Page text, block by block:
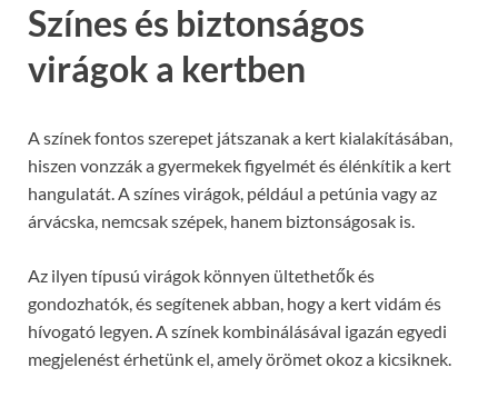
Színes és biztonságos
virágok a kertben
A színek fontos szerepet játszanak a kert kialakításában,
hiszen vonzzák a gyermekek figyelmét és élénkítik a kert
hangulatát. A színes virágok, például a petúnia vagy az
árvácska, nemcsak szépek, hanem biztonságosak is.
Az ilyen típusú virágok könnyen ültethetők és
gondozhatók, és segítenek abban, hogy a kert vidám és
hívogató legyen. A színek kombinálásával igazán egyedi
megjelenést érhetünk el, amely örömet okoz a kicsiknek.